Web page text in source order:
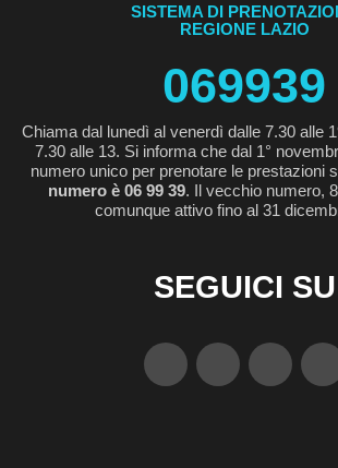
SISTEMA DI
REGIONE LAZIO
069939
Chiama dal lunedì al venerdì dalle 7.30 alle
7.30 alle 13. Si informa che dal 1°
numero unico per prenotare le prestazioni
numero è 06 99 39. Il vecchio numero,
comunque attivo fino al 31
SEGUICI SU